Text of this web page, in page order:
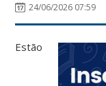
24/06/2026 07:59
Estão